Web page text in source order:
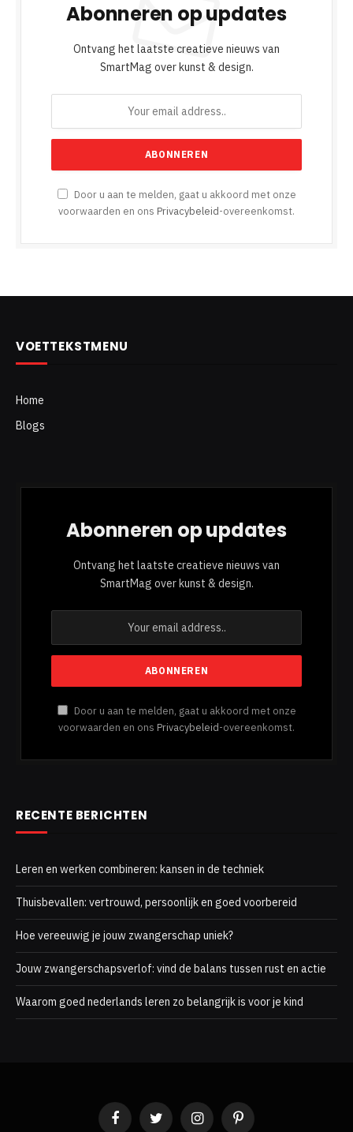
Abonneren op updates
Ontvang het laatste creatieve nieuws van
SmartMag over kunst & design.
Door u aan te melden, gaat u akkoord met onze
voorwaarden en ons Privacybeleid-overeenkomst.
VOETTEKSTMENU
Home
Blogs
Abonneren op updates
Ontvang het laatste creatieve nieuws van
SmartMag over kunst & design.
Door u aan te melden, gaat u akkoord met onze
voorwaarden en ons Privacybeleid-overeenkomst.
RECENTE BERICHTEN
Leren en werken combineren: kansen in de techniek
Thuisbevallen: vertrouwd, persoonlijk en goed voorbereid
Hoe vereeuwig je jouw zwangerschap uniek?
Jouw zwangerschapsverlof: vind de balans tussen rust en actie
Waarom goed nederlands leren zo belangrijk is voor je kind
FacebookTwitter InstagramPinterest